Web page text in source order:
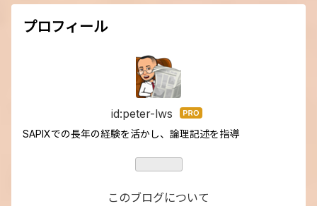
プロフィール
id:peter-lws はて
なブ
SAPIXでの長年の経験を活かし、論理記述を指導
このブログについて